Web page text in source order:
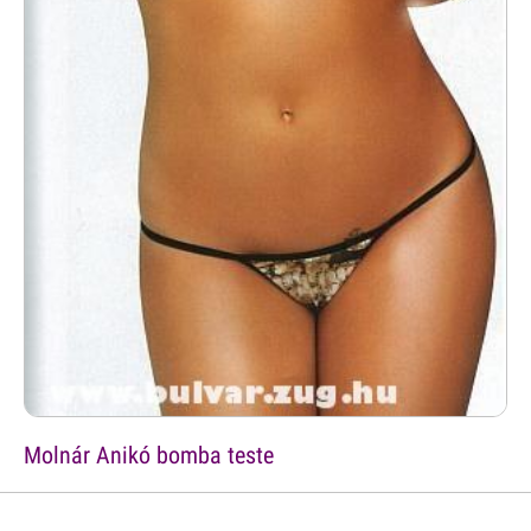
Molnár Anikó bomba teste